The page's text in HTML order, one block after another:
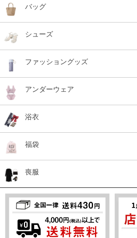
バッグ
シューズ
ファッショングッズ
アンダーウェア
浴衣
福袋
喪服